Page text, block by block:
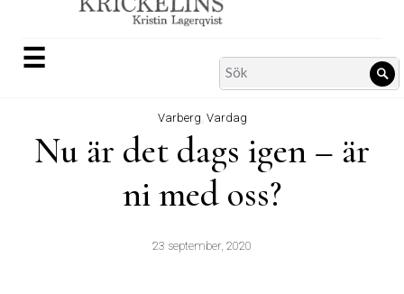
☰
Search
for:
Varberg Vardag
Nu är det dags igen – är
ni med oss?
23 september, 2020